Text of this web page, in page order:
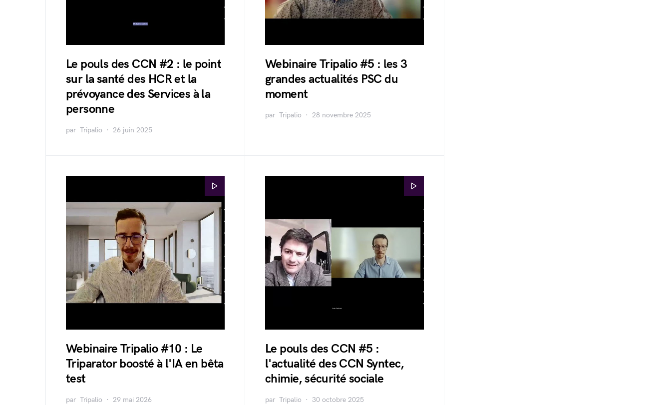
Le pouls des CCN #2 : le point
sur la santé des HCR et la
prévoyance des Services à la
personne
par Tripalio 26 juin 2025
Webinaire Tripalio #5 : les 3
grandes actualités PSC du
moment
par Tripalio 28 novembre 2025
Webinaire Tripalio #10 : Le
Triparator boosté à l'IA en bêta
test
par Tripalio 29 mai 2026
Le pouls des CCN #5 :
l'actualité des CCN Syntec,
chimie, sécurité sociale
par Tripalio 30 octobre 2025